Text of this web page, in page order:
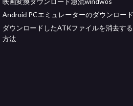
Android PCエミュレーターのダウンロード
ダウンロードしたATKファイルを消去する
方法